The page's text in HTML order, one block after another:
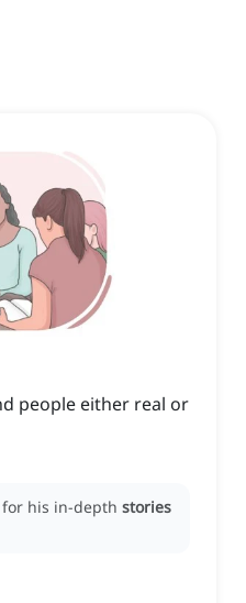
people either real or
his in-depth stories